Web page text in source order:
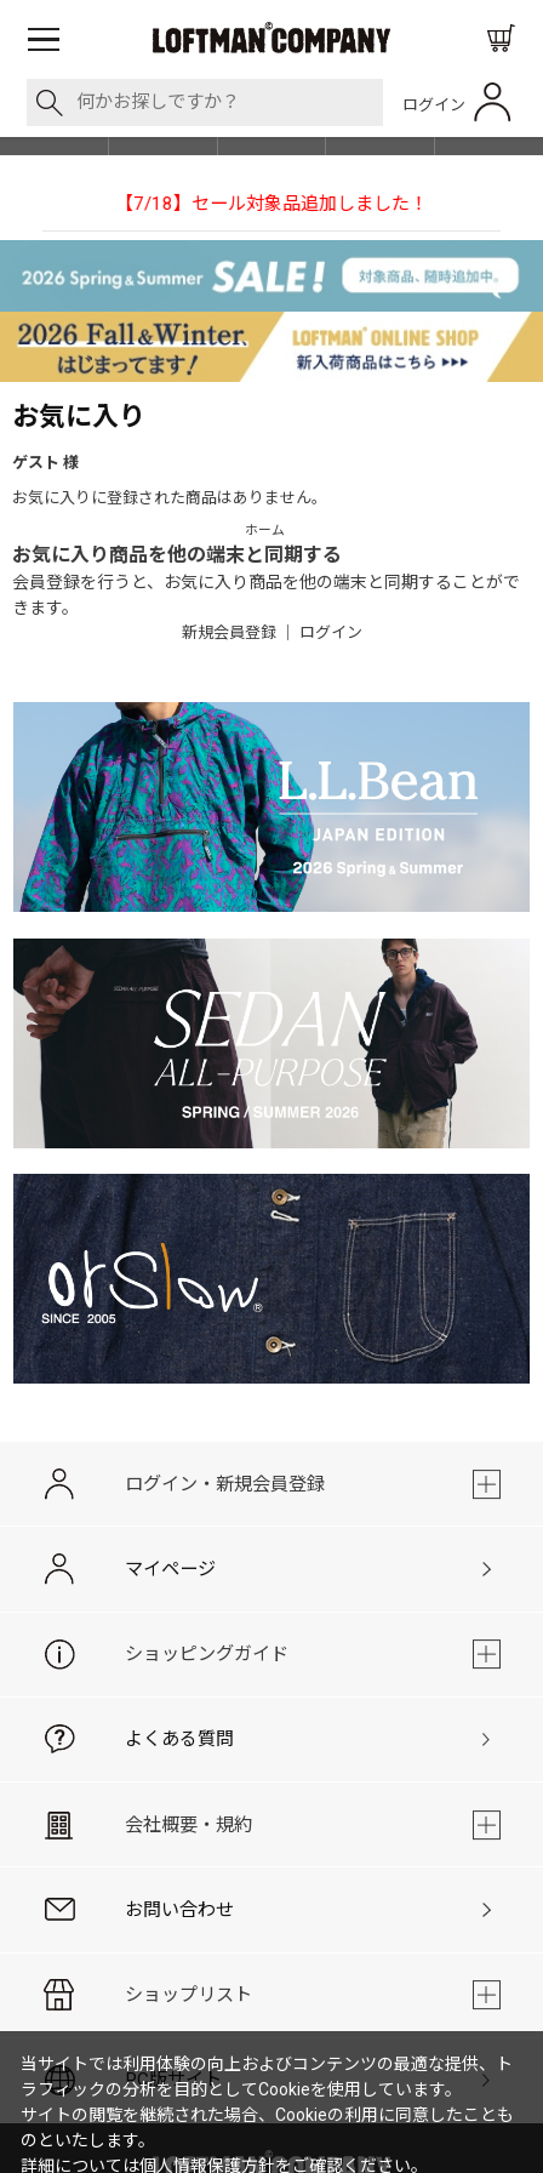
ログイン
SHOP LIST
【NEEDLESの別注】50周年 H.D. Track
お気に入り
ゲスト 様
お気に入りに登録された商品はありません。
ホーム
お気に入り商品を他の端末と同期する
会員登録を行うと、お気に入り商品を他の端末と同期することがで
きます。
新規会員登録｜ ログイン
ログイン・新規会員登録
マイページ
ショッピングガイド
よくある質問
会社概要・規約
お問い合わせ
ショップリスト
PC版サイト
当サイトでは利用体験の向上およびコンテンツの最適な提供、ト
ラフィックの分析を目的としてCookieを使用しています。
サイトの閲覧を継続された場合、Cookieの利用に同意したことも
のといたします。
詳細については個人情報保護方針をご確認ください。